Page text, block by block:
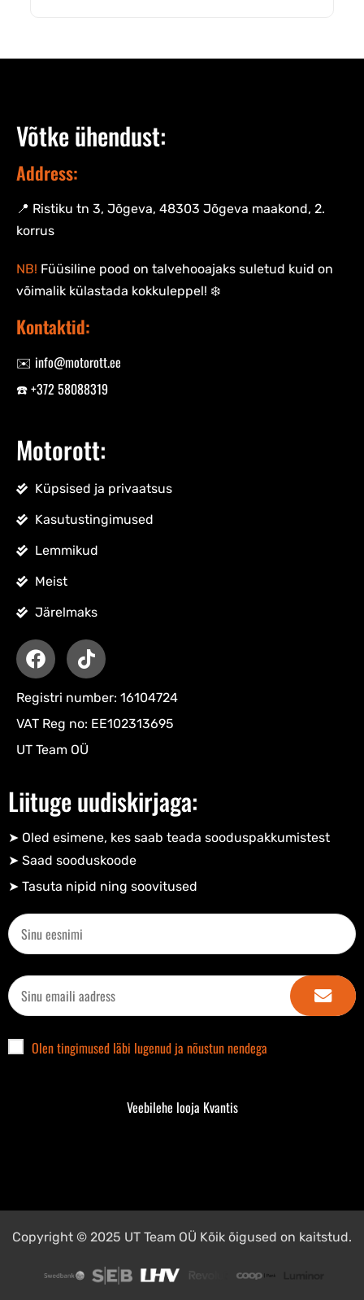
Võtke ühendust:
Address:
📍 Ristiku tn 3, Jõgeva, 48303 Jõgeva maakond, 2.
korrus
NB! Füüsiline pood on talvehooajaks suletud kuid on
võimalik külastada kokkuleppel! ❄️
Kontaktid:
✉️ info@motorott.ee
☎️ +372 58088319
Motorott:
Küpsised ja privaatsus
Kasutustingimused
Lemmikud
Meist
Järelmaks
Registri number: 16104724
VAT Reg no: EE102313695
UT Team OÜ
Liituge uudiskirjaga:
➤ Oled esimene, kes saab teada sooduspakkumistest
➤ Saad sooduskoode​
➤ Tasuta nipid ning soovitused​
Olen tingimused läbi lugenud ja nõustun nendega
Veebilehe looja Kvantis
Copyright © 2025 UT Team OÜ Kõik õigused on kaitstud.